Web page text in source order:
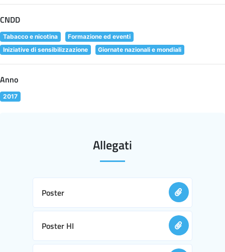
CNDD
Tabacco e nicotina
Formazione ed eventi
Iniziative di sensibilizzazione
Giornate nazionali e mondiali
Anno
2017
Allegati
Poster
Poster HI